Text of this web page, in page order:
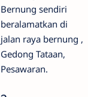
Bernung sendiri
beralamatkan di
jalan raya bernung ,
Gedong Tataan,
Pesawaran.